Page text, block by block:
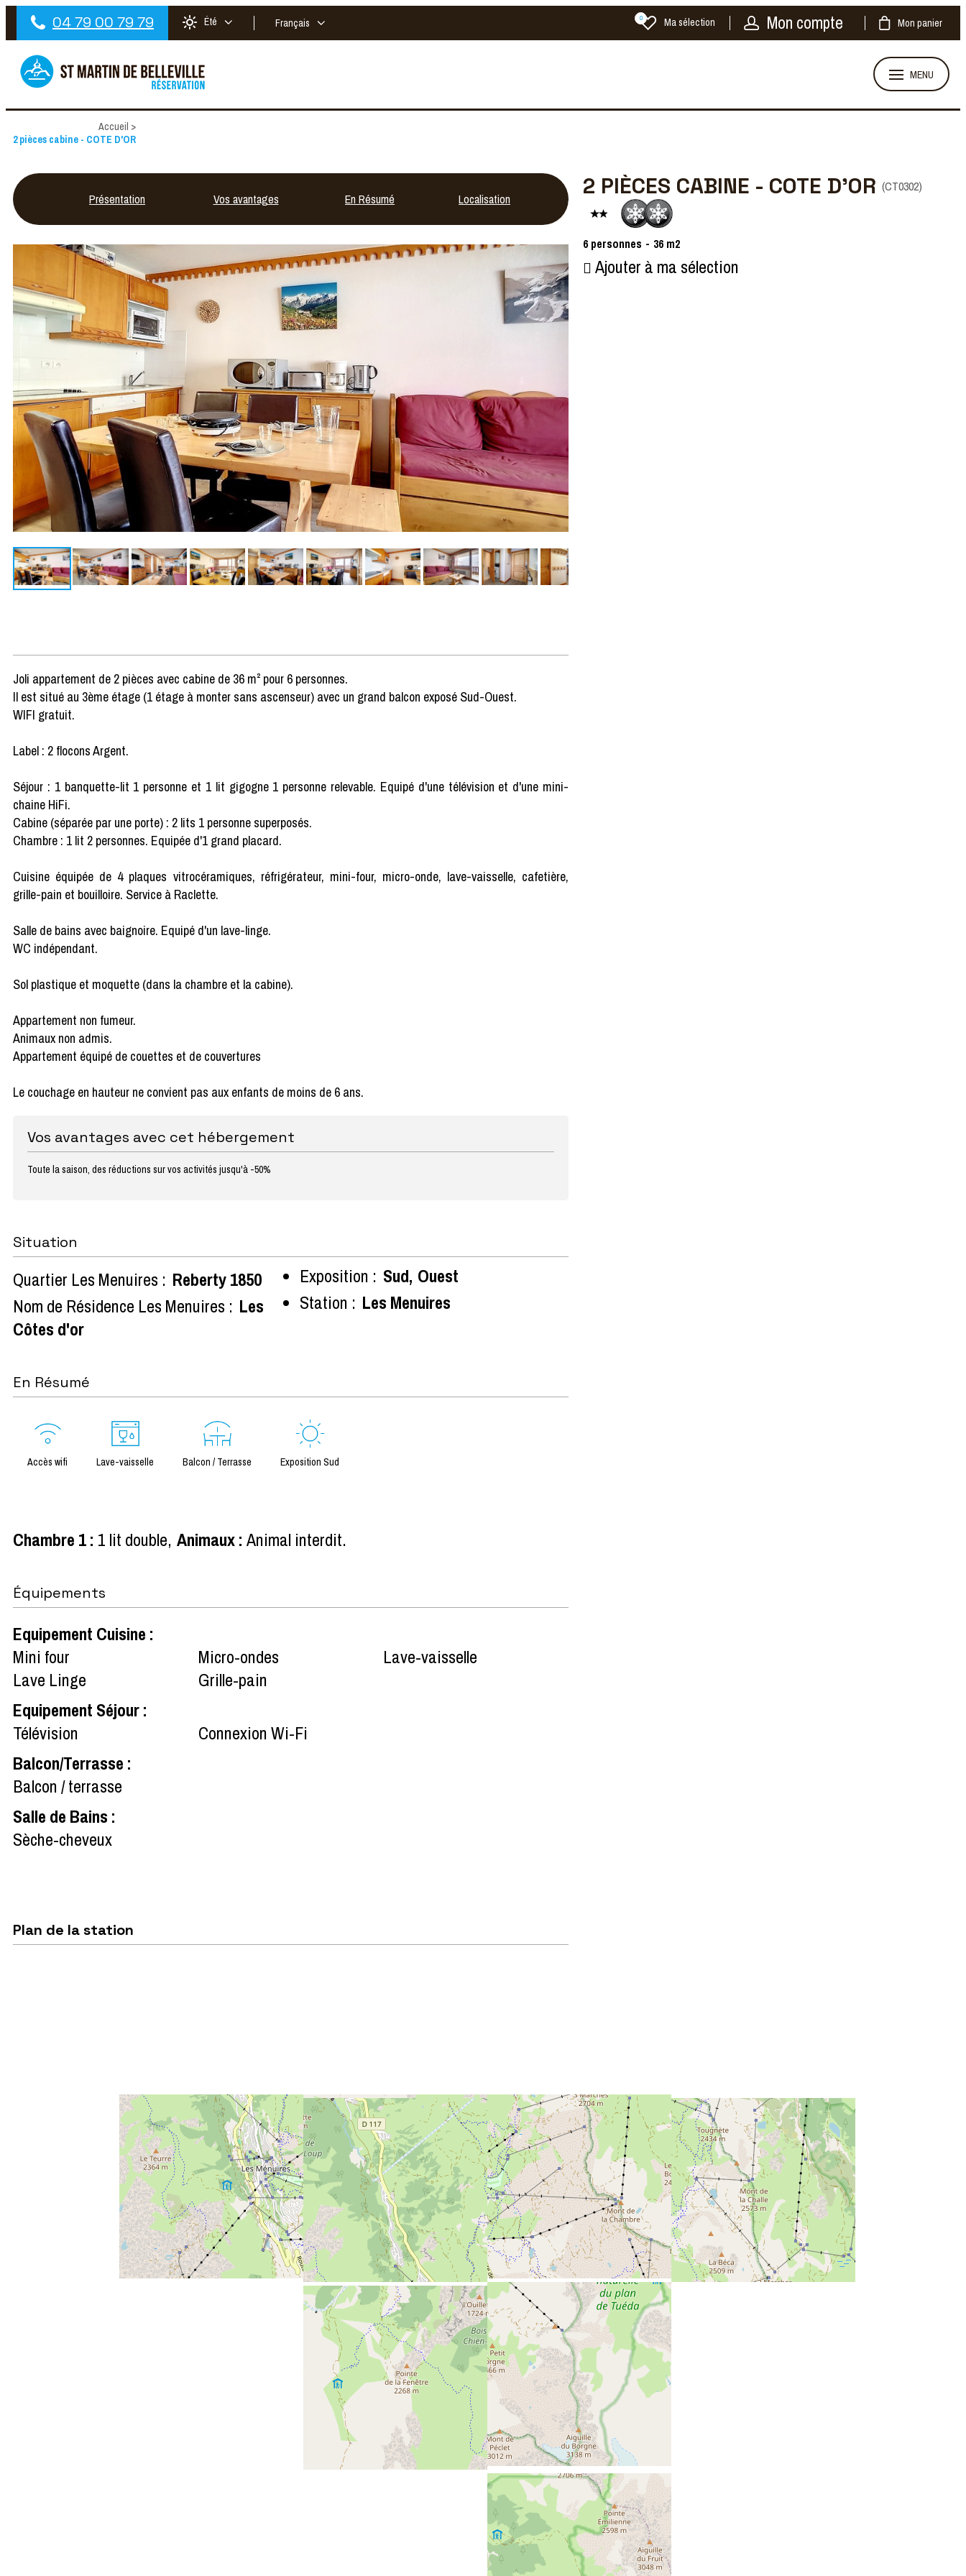
04 79 00 79 79 Été Français Ma sélection
0 Mon compte Mon panier
MENU
Accueil >
2 pièces cabine - COTE D'OR
Présentation Vos avantages En Résumé Localisation Avis2 PIÈCES CABINE - COTE D'OR (CT0302)
6 personnes 36 m2
Ajouter à ma sélection
Joli appartement de 2 pièces avec cabine de 36 m² pour 6 personnes.
Il est situé au 3ème étage (1 étage à monter sans ascenseur) avec un grand balcon exposé Sud-Ouest.
WIFI gratuit.
Label : 2 flocons Argent.
Séjour : 1 banquette-lit 1 personne et 1 lit gigogne 1 personne relevable. Equipé d'une télévision et d'une mini-
chaine HiFi.
Cabine (séparée par une porte) : 2 lits 1 personne superposés.
Chambre : 1 lit 2 personnes. Equipée d'1 grand placard.
Cuisine équipée de 4 plaques vitrocéramiques, réfrigérateur, mini-four, micro-onde, lave-vaisselle, cafetière,
grille-pain et bouilloire. Service à Raclette.
Salle de bains avec baignoire. Equipé d'un lave-linge.
WC indépendant.
Sol plastique et moquette (dans la chambre et la cabine).
Appartement non fumeur.
Animaux non admis.
Appartement équipé de couettes et de couvertures
Le couchage en hauteur ne convient pas aux enfants de moins de 6 ans.
Vos avantages avec cet hébergement
Toute la saison, des réductions sur vos activités jusqu'à -50%
Situation
Quartier Les Menuires : Reberty 1850
Nom de Résidence Les Menuires : Les
Côtes d'or
Exposition : Sud Ouest
Station : Les Menuires
En Résumé
Accès wifi Lave-vaisselle Balcon / Terrasse Exposition Sud
Chambre 1: 1 lit double Animaux: Animal interdit
Équipements
Equipement Cuisine :
Mini four
Micro-ondes
Lave-vaisselle
Lave Linge
Grille-pain
Equipement Séjour:
Télévision
Connexion Wi-Fi
Balcon/Terrasse :
Balcon / terrasse
Salle de Bains :
Sèche-cheveux
Plan de la station